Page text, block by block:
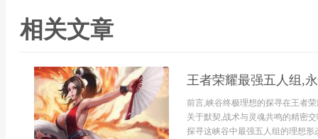
相关文章
王者荣耀最强五人组,
前言,峡谷终极理想的探寻在王者
关于默契,战术与灵魂共鸣的精密
探寻这峡谷中最强五人组的理想